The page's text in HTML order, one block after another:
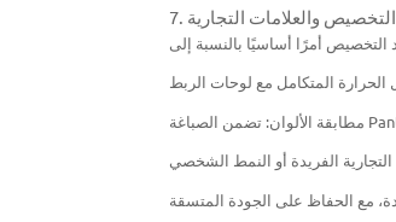
7. التخصيص والعلامات التجارية